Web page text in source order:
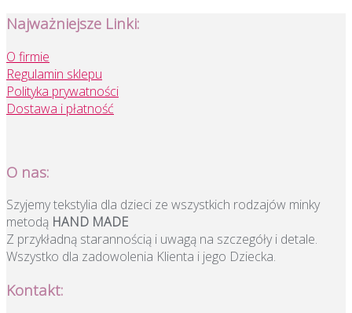
Najważniejsze Linki:
O firmie
Regulamin sklepu
Polityka prywatności
Dostawa i płatność
O nas:
Szyjemy tekstylia dla dzieci ze wszystkich rodzajów minky
metodą HAND MADE
Z przykładną starannością i uwagą na szczegóły i detale.
Wszystko dla zadowolenia Klienta i jego Dziecka.
Kontakt: